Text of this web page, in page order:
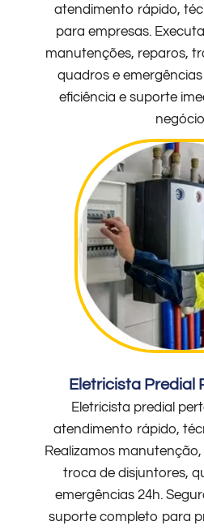
atendimento rápido,
para empresas.
manutenções, reparos,
quadros e
eficiência e suporte
Eletricista Predial
Eletricista predial
atendimento rápido,
Realizamos
troca de disjuntores,
emergências 24h.
suporte completo para